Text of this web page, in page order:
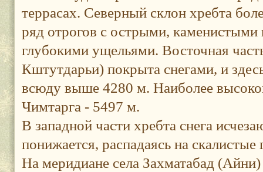
террасах. Северный склон хребта
ряд отрогов с острыми,
глубокими ущельями. Восточная
Кштутдарьи) покрыта снегами, и
всюду выше 4280 м. Наиболее
Чимтарга - 5497 м.
В западной части хребта снега
понижается, распадаясь на
На меридиане села Захматабад